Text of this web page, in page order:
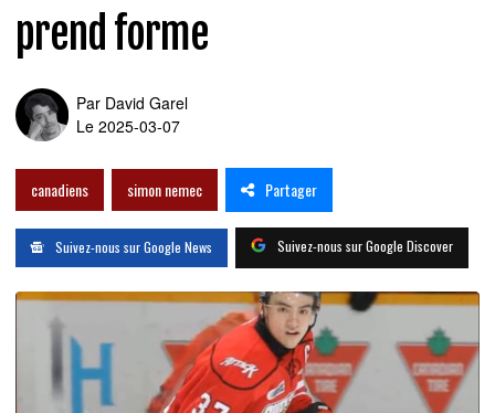
prend forme
Par David Garel
Le 2025-03-07
canadiens simon nemec Partager
Suivez-nous sur Google News Suivez-nous sur Google Discover